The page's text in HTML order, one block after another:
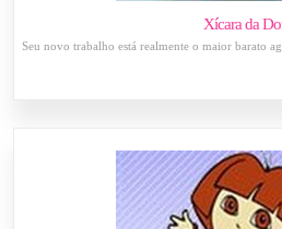
Xícara da
Seu novo trabalho está realmente o maior barato